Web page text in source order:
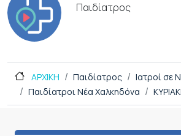
Παιδίατρος
ΑΡΧΙΚΗ Παιδίατρος
Ιατροί σε
Παιδίατροι Νέα Χαλκηδόνα